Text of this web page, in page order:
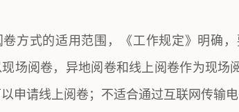
卷方式的适用范围，《工作规定》明确
场阅卷，异地阅卷和线上阅卷作为现场
申请线上阅卷；不适合通过互联网传输